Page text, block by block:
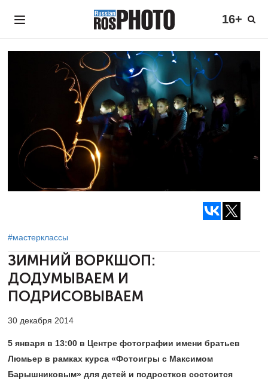
16+
#мастерклассы
ЗИМНИЙ ВОРКШОП:
ДОДУМЫВАЕМ И
ПОДРИСОВЫВАЕМ
30 декабря 2014
5 января в 13:00 в Центре фотографии имени братьев
Люмьер в рамках курса «Фотоигры с Максимом
Барышниковым» для детей и подростков состоится